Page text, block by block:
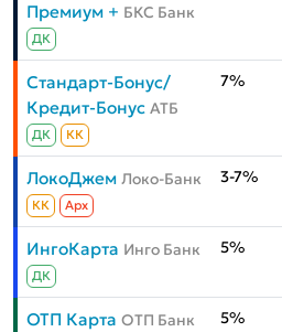
Премиум + БКС Банк
ДК
Стандарт-Бонус/
Кредит-Бонус АТБ
ДК КК
7%
ЛокоДжем Локо-Банк
КК Aрх
3-7%
ИнгоКарта Инго Банк
ДК
5%
ОТП Карта ОТП Банк 5%